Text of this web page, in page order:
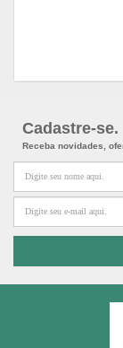
Cadastre-se.
Receba novidades,